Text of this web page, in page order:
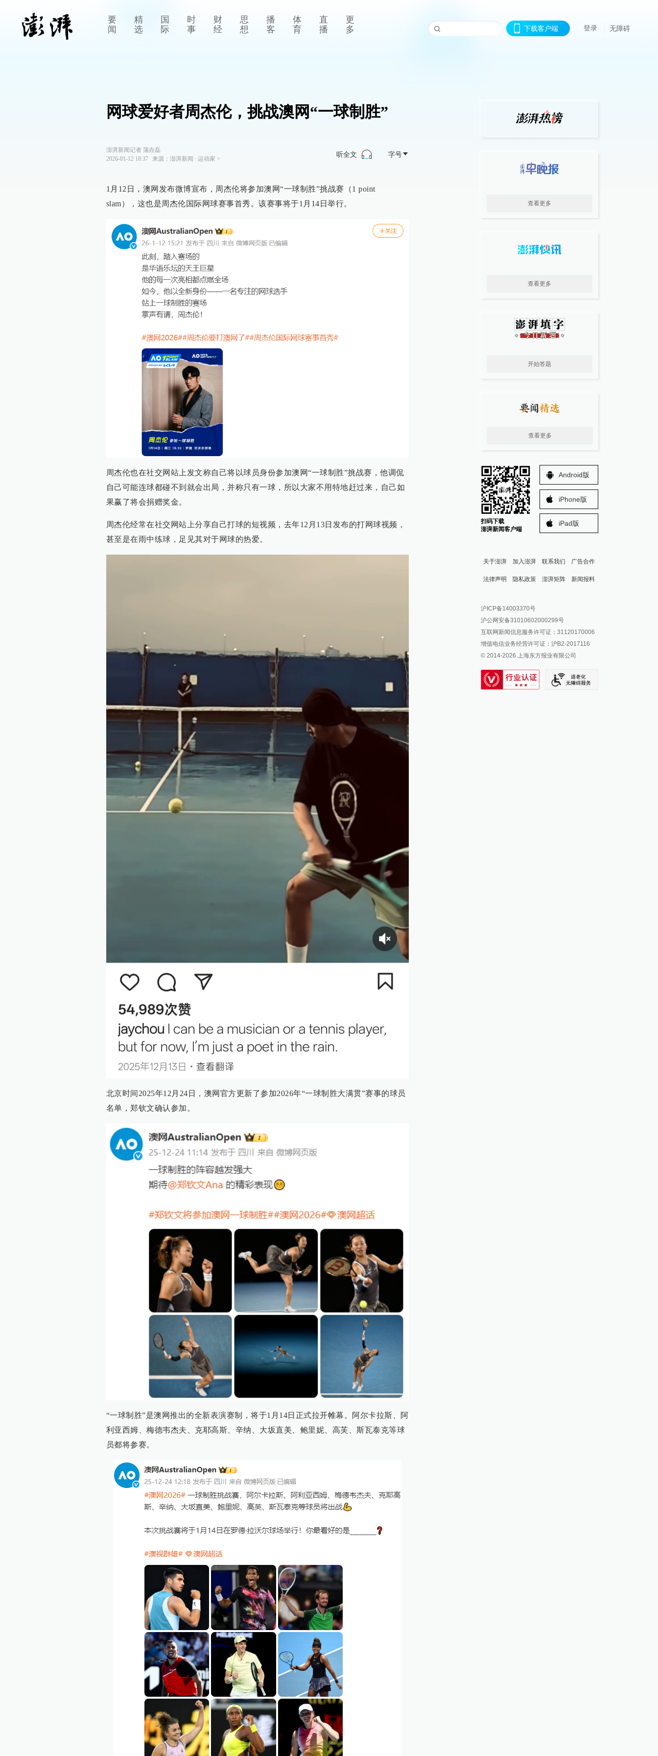
要
闻
精
选
国
际
时
事
财
经
思
想
播
客
体
育
直
播
更
多
下载客户端 登录 无障碍
网球爱好者周杰伦，挑战澳网“一球制胜”
澎湃新闻记者 蒲垚磊
2026-01-12 18:37
来源： 澎湃新闻 ∙ 运动家 >
听全文 字号
1月12日，澳网发布微博宣布，周杰伦将参加澳网“一球制胜”挑战赛（1 point
slam），这也是周杰伦国际网球赛事首秀。该赛事将于1月14日举行。
周杰伦也在社交网站上发文称自己将以球员身份参加澳网“一球制胜”挑战赛，他调侃
自己可能连球都碰不到就会出局，并称只有一球，所以大家不用特地赶过来，自己如
果赢了将会捐赠奖金。
周杰伦经常在社交网站上分享自己打球的短视频，去年12月13日发布的打网球视频，
甚至是在雨中练球，足见其对于网球的热爱。
北京时间2025年12月24日，澳网官方更新了参加2026年“一球制胜大满贯”赛事的球员
名单，郑钦文确认参加。
“一球制胜”是澳网推出的全新表演赛制，将于1月14日正式拉开帷幕。阿尔卡拉斯、阿
利亚西姆、梅德韦杰夫、克耶高斯、辛纳、大坂直美、鲍里妮、高芙、斯瓦泰克等球
员都将参赛。
查看更多
查看更多
开始答题
查看更多
扫码下载
澎湃新闻客户端
Android版
iPhone版
iPad版
关于澎湃 加入澎湃 联系我们 广告合作
法律声明 隐私政策 澎湃矩阵
澎湃新闻公众号
澎湃新闻抖音号
派生万物开放平台
IP SHANGHAI
SIXTH TONE
新闻报料
报料邮箱: news@thepaper.cn
沪ICP备14003370号
沪公网安备31010602000299号
互联网新闻信息服务许可证：31120170006
增值电信业务经营许可证：沪B2-2017116
© 2014-2026 上海东方报业有限公司